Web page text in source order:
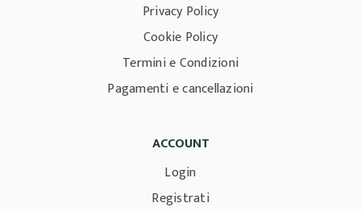
Privacy Policy
Cookie Policy
Termini e Condizioni
Pagamenti e cancellazioni
ACCOUNT
Login
Registrati